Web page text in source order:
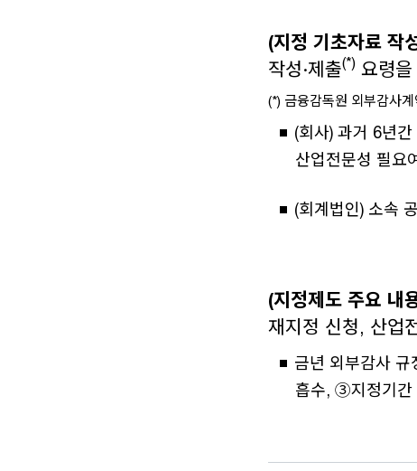
(지정 기초자료 작
작성·제출(*) 요령을
(*) 금융감독원 외부감사
(회사) 과거 6년
산업전문성 필요
(회계법인) 소속
(지정제도 주요 내
재지정 신청, 산업
금년 외부감사
흡수, ③지정기간